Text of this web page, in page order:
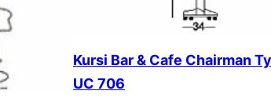
Kursi Bar & Cafe Chairman
UC 706